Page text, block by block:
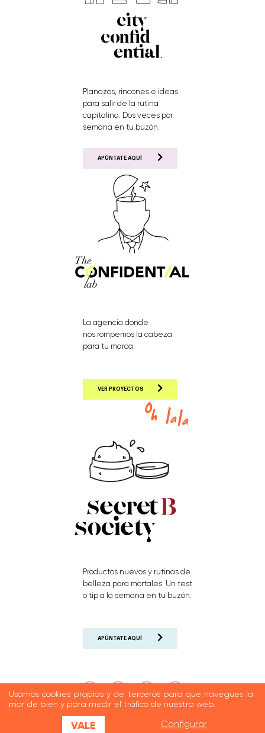
Planazos, rincones e ideas
para salir de la rutina
capitalina. Dos veces por
semana en tu buzón.
APÚNTATE AQUÍ
La agencia donde
nos rompemos la cabeza
para tu marca.
VER PROYECTOS
Productos nuevos y rutinas de
belleza para mortales. Un test
o tip a la semana en tu buzón.
APÚNTATE AQUÍ
Usamos cookies propias y de terceros para que navegues la
mar de bien y para medir el tráfico de nuestra web.
VALE Configurar